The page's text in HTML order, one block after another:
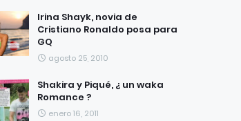
Irina Shayk, novia de
Cristiano Ronaldo posa para
GQ
agosto 25, 2010
Shakira y Piqué, ¿ un waka
Romance ?
enero 16, 2011